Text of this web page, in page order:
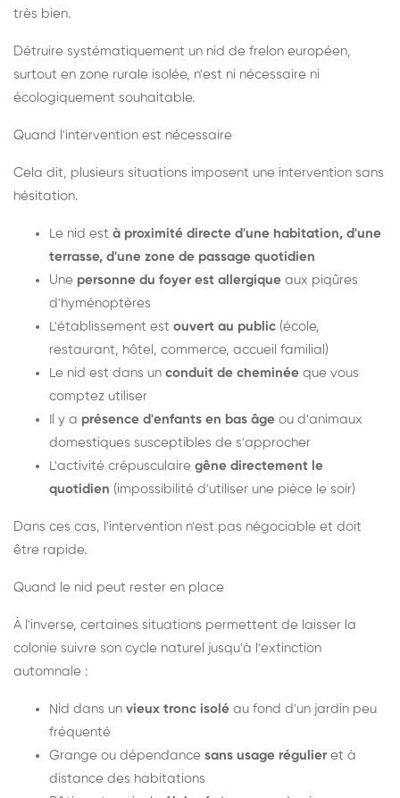
très bien.
Détruire systématiquement un nid de frelon européen,
surtout en zone rurale isolée, n'est ni nécessaire ni
écologiquement souhaitable.
Quand l'intervention est nécessaire
Cela dit, plusieurs situations imposent une intervention sans
hésitation.
Le nid est à proximité directe d'une habitation, d'une
terrasse, d'une zone de passage quotidien
Une personne du foyer est allergique aux piqûres
d'hyménoptères
L'établissement est ouvert au public (école,
restaurant, hôtel, commerce, accueil familial)
Le nid est dans un conduit de cheminée que vous
comptez utiliser
Il y a présence d'enfants en bas âge ou d'animaux
domestiques susceptibles de s'approcher
L'activité crépusculaire gêne directement le
quotidien (impossibilité d'utiliser une pièce le soir)
Dans ces cas, l'intervention n'est pas négociable et doit
être rapide.
Quand le nid peut rester en place
À l'inverse, certaines situations permettent de laisser la
colonie suivre son cycle naturel jusqu'à l'extinction
automnale :
Nid dans un vieux tronc isolé au fond d'un jardin peu
fréquenté
Grange ou dépendance sans usage régulier et à
distance des habitations